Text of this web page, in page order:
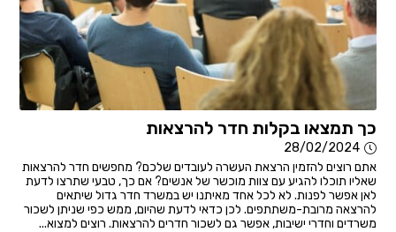
כך תמצאו בקלות חדר להרצאות
28/02/2024
אתם רוצים להזמין הרצאת העשרה לעובדים שלכם? מחפשים חדר להרצאות
שאליו תוכלו להגיע עם צוות מוכשר של אנשים? אם כך, טבעי שתרצו לדעת
לאן אפשר לפנות. לא לכל אחד מאיתנו יש במשרד חדר גדול שיתאים
להרצאה מרובת-משתתפים. לכן כדאי לדעת שהיום, ממש כפי שניתן לשכור
משרדים וחדרי ישיבות, אפשר גם לשכור חדרים להרצאות. רוצים למצוא...